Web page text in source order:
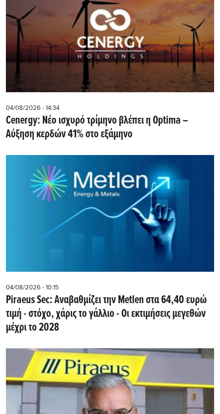
04/08/2026 - 14:34
Cenergy: Νέο ισχυρό τρίμηνο βλέπει η Optima –
Αύξηση κερδών 41% στο εξάμηνο
04/08/2026 - 10:15
Piraeus Sec: Αναβαθμίζει την Metlen στα 64,40 ευρώ
τιμή - στόχο, χάρις το γάλλιο - Οι εκτιμήσεις μεγεθών
μέχρι το 2028